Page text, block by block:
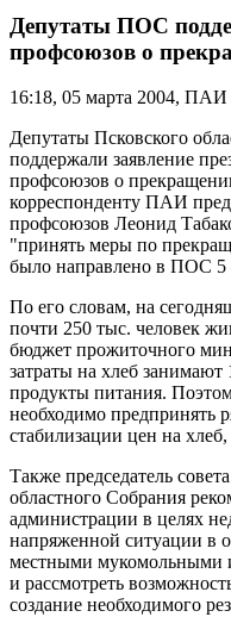
Депутаты ПОС
профсоюзов о
16:18, 05 марта 2004, ПАИ
Депутаты Псковского
поддержали заявление
профсоюзов о
корреспонденту ПАИ
профсоюзов Леонид
"принять меры по
было направлено в ПОС 5
По его словам, на
почти 250 тыс. человек
бюджет прожиточного
затраты на хлеб занимают
продукты питания.
необходимо предпринять
стабилизации цен на
Также председатель
областного Собрания
администрации в целях
напряженной ситуации в
местными мукомольными
и рассмотреть
создание необходимого